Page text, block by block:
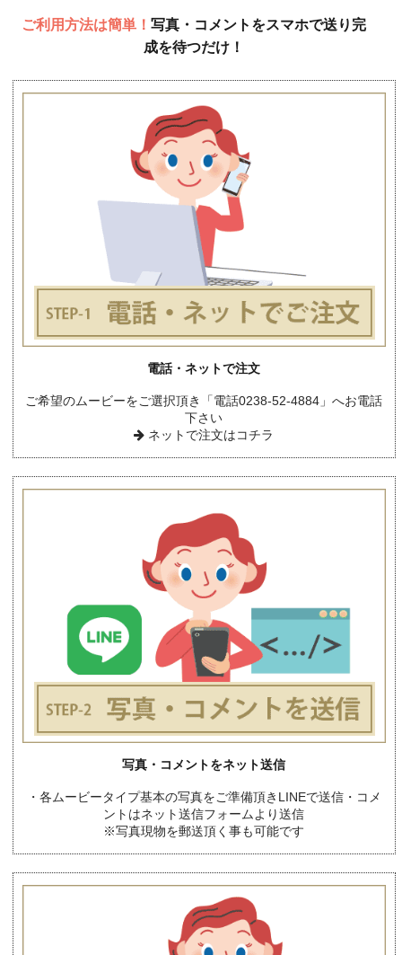
ご利用方法は簡単！ 写真・コメントをスマホで送り完
成を待つだけ！
電話・ネットで注文
ご希望のムービーをご選択頂き「電話0238-52-4884」へお電話
下さい
ネットで注文はコチラ
写真・コメントをネット送信
・各ムービータイプ基本の写真をご準備頂きLINEで送信・コメ
ントはネット送信フォームより送信
※写真現物を郵送頂く事も可能です